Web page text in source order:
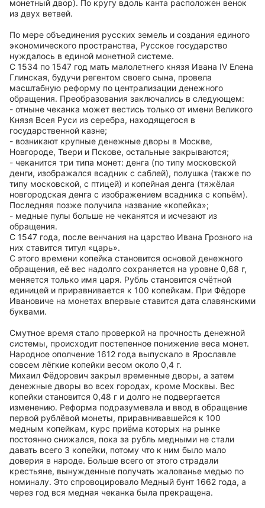
монетный двор). По кругу вдоль канта расположен венок
из двух ветвей.
По мере объединения русских земель и создания единого
экономического пространства, Русское государство
нуждалось в единой монетной системе.
С 1534 по 1547 год мать малолетнего князя Ивана IV Елена
Глинская, будучи регентом своего сына, провела
масштабную реформу по централизации денежного
обращения. Преобразования заключались в следующем:
- отныне чеканка может вестись только от имени Великого
Князя Всея Руси из серебра, находящегося в
государственной казне;
- возникают крупные денежные дворы в Москве,
Новгороде, Твери и Пскове, остальные закрываются;
- чеканится три типа монет: денга (по типу московской
денги, изображался всадник с саблей), полушка (также по
типу московской, с птицей) и копейная денга (тяжёлая
новгородская денга с изображением всадника с копьём).
Последняя позже получила название «копейка»;
- медные пулы больше не чеканятся и исчезают из
обращения.
С 1547 года, после венчания на царство Ивана Грозного на
них ставится титул «царь».
С этого времени копейка становится основой денежного
обращения, её вес надолго сохраняется на уровне 0,68 г,
меняется только имя царя. Рубль становится счётной
единицей и приравнивается к 100 копейкам. При Фёдоре
Ивановиче на монетах впервые ставится дата славянскими
буквами.
Смутное время стало проверкой на прочность денежной
системы, происходит постепенное понижение веса монет.
Народное ополчение 1612 года выпускало в Ярославле
совсем лёгкие копейки весом около 0,4 г.
Михаил Фёдорович закрыл временные дворы, а затем
денежные дворы во всех городах, кроме Москвы. Вес
копейки становится 0,48 г и долго не подвергается
изменению. Реформа подразумевала и ввод в обращение
первой рублёвой монеты, приравнивавшейся к 100
медным копейкам, курс приёма которых на рынке
постоянно снижался, пока за рубль медными не стали
давать всего 3 копейки, потому что к ним было мало
доверия в народе. Больше всего от этого страдали
крестьяне, вынужденные получать жалованье медью по
номиналу. Это спровоцировало Медный бунт 1662 года, а
через год вся медная чеканка была прекращена.